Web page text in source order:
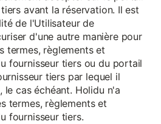
avant la réservation. Il est
de l'Utilisateur de
d'une autre manière pour
termes, règlements et
fournisseur tiers ou du portail
tiers par lequel il
cas échéant. Holidu n'a
termes, règlements et
fournisseur tiers.